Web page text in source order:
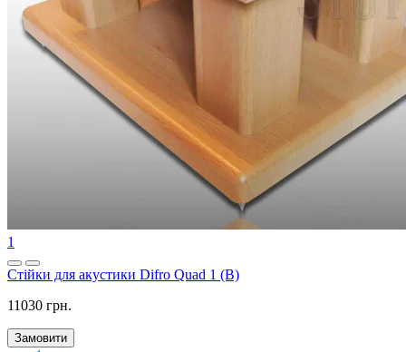
1
Стійки для акустики Difro Quad 1 (B)
11030 грн.
Замовити